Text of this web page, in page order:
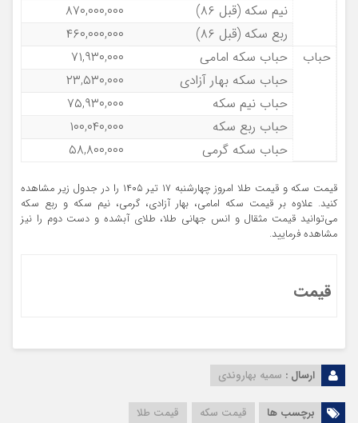
نیم سکه (قبل ۸۶)
۸۷۰,۰۰۰,۰۰۰
ربع سکه (قبل ۸۶)
۴۶۰,۰۰۰,۰۰۰
حباب
حباب سکه امامی
۷۱,۹۳۰,۰۰۰
حباب سکه بهار آزادی
۲۳,۵۳۰,۰۰۰
حباب نیم سکه
۷۵,۹۳۰,۰۰۰
حباب ربع سکه
۱۰۰,۰۴۰,۰۰۰
حباب سکه گرمی
۵۸,۸۰۰,۰۰۰
قیمت سکه و قیمت طلا امروز چهارشنبه ۱۷ تیر ۱۴۰۵ را در جدول زیر مشاهده
کنید. علاوه بر قیمت سکه امامی، بهار آزادی، گرمی، نیم سکه و ربع سکه
می‌توانید قیمت مثقال و انس جهانی طلا، طلای آبشده و دست دوم را نیز
مشاهده فرمایید.
قیمت
ارسال : سمیه بهاروندی
برچسب ها قیمت سکه قیمت طلا